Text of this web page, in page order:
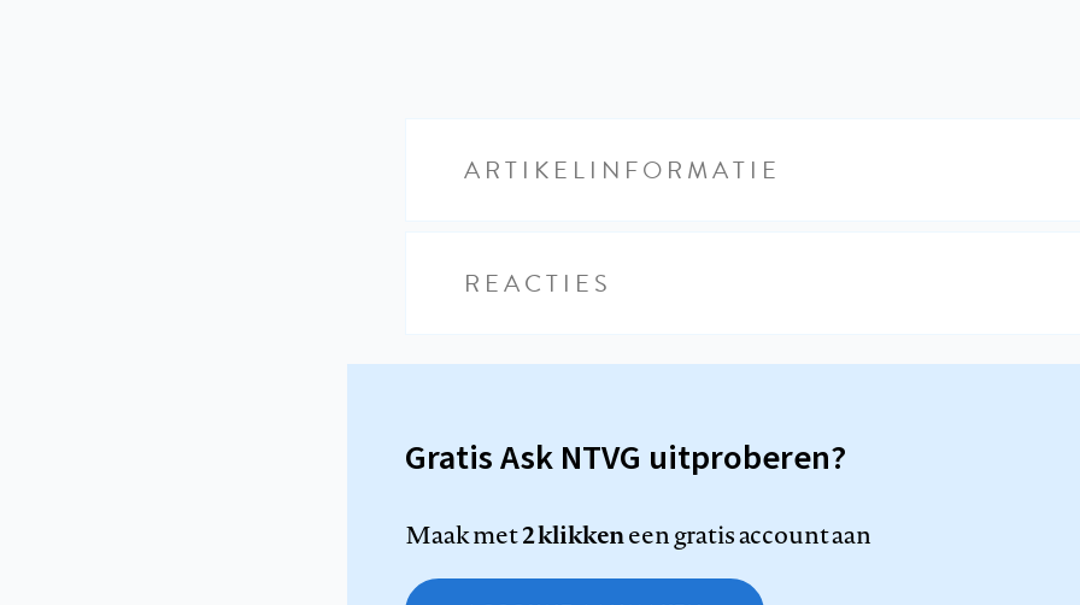
ARTIKELINFORMATIE
REACTIES
Gratis Ask NTVG uitproberen?
Maak met2 klikkeneen gratis account aan